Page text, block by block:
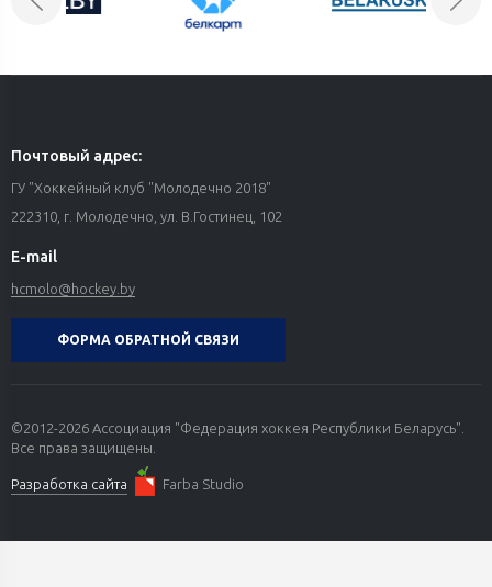
Почтовый адрес:
ГУ "Хоккейный клуб "Молодечно 2018"
222310, г. Молодечно, ул. В.Гостинец, 102
E-mail
hcmolo@hockey.by
ФОРМА ОБРАТНОЙ СВЯЗИ
©2012-2026 Ассоциация "Федерация хоккея Республики Беларусь".
Все права защищены.
Разработка сайта Farba Studio